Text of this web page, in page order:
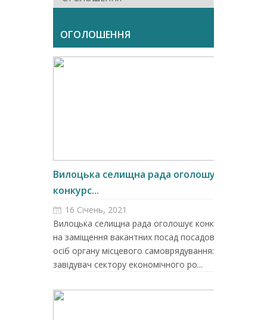
ОГОЛОШЕННЯ
Вилоцька селищна рада оголошує
конкурс...
16 Січень, 2021
Вилоцька селищна рада оголошує конкурс
на заміщення вакантних посад посадових
осіб органу місцевого самоврядування:
завідувач сектору економічного ро...